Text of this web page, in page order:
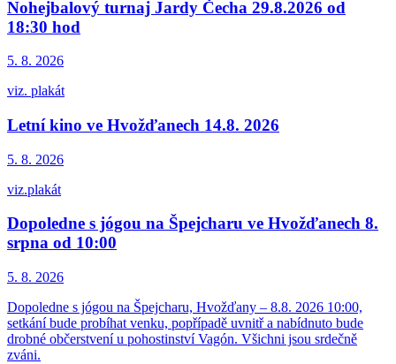
Nohejbalový turnaj Jardy Čecha 29.8.2026 od
18:30 hod
5. 8. 2026
viz. plakát
Letní kino ve Hvožďanech 14.8. 2026
5. 8. 2026
viz.plakát
Dopoledne s jógou na Špejcharu ve Hvožďanech 8.
srpna od 10:00
5. 8. 2026
Dopoledne s jógou na Špejcharu, Hvožďany – 8.8. 2026 10:00,
setkání bude probíhat venku, popřípadě uvnitř a nabídnuto bude
drobné občerstvení u pohostinství Vagón. Všichni jsou srdečně
zváni.